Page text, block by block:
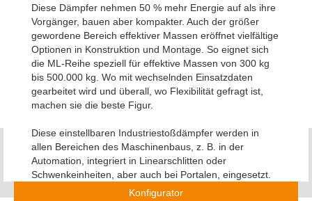
Diese Dämpfer nehmen 50 % mehr Energie auf als ihre
Vorgänger, bauen aber kompakter. Auch der größer
gewordene Bereich effektiver Massen eröffnet vielfältige
Optionen in Konstruktion und Montage. So eignet sich
die ML-Reihe speziell für effektive Massen von 300 kg
bis 500.000 kg. Wo mit wechselnden Einsatzdaten
gearbeitet wird und überall, wo Flexibilität gefragt ist,
machen sie die beste Figur.
Diese einstellbaren Industriestoßdämpfer werden in
allen Bereichen des Maschinenbaus, z. B. in der
Automation, integriert in Linearschlitten oder
Schwenkeinheiten, aber auch bei Portalen, eingesetzt.
Konfigurator